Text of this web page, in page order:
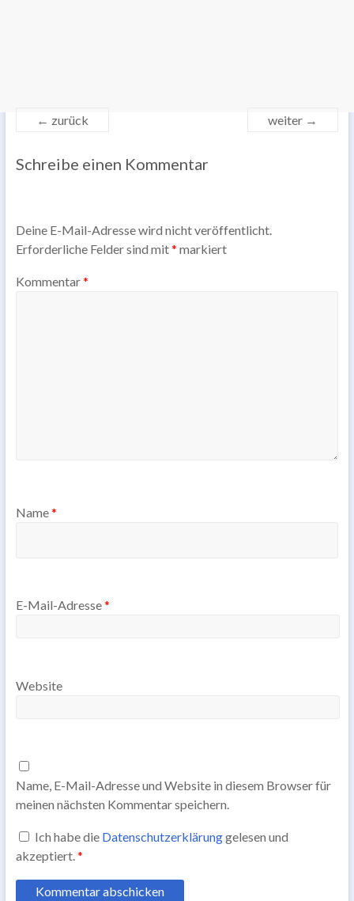
← zurück weiter →
Schreibe einen Kommentar
Deine E-Mail-Adresse wird nicht veröffentlicht.
Erforderliche Felder sind mit* markiert
Kommentar*
Name*
E-Mail-Adresse*
Website
Name, E-Mail-Adresse und Website in diesem Browser für
meinen nächsten Kommentar speichern.
Ich habe die Datenschutzerklärunggelesen und
akzeptiert.*